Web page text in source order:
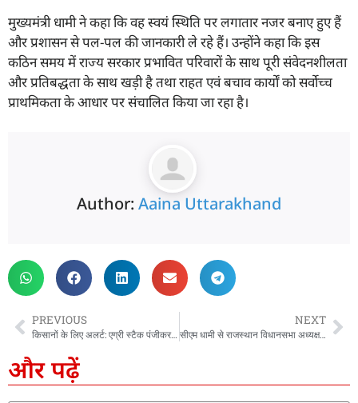
मुख्यमंत्री धामी ने कहा कि वह स्वयं स्थिति पर लगातार नजर बनाए हुए हैं
और प्रशासन से पल-पल की जानकारी ले रहे हैं। उन्होंने कहा कि इस
कठिन समय में राज्य सरकार प्रभावित परिवारों के साथ पूरी संवेदनशीलता
और प्रतिबद्धता के साथ खड़ी है तथा राहत एवं बचाव कार्यों को सर्वोच्च
प्राथमिकता के आधार पर संचालित किया जा रहा है।
Author: Aaina Uttarakhand
PREVIOUS
किसानों के लिए अलर्ट: एग्री स्टैक पंजीकरण में तेजी लाएं, वरना अटक सकती हैं पीएम किसान समेत कई योजनाएं – मुख्य सचिव
NEXT
सीएम धामी से राजस्थान विधानसभा अध्यक्ष वासुदेव देवनानी की मुलाकात, सुशासन और विकास पर हुई चर्चा
और पढ़ें